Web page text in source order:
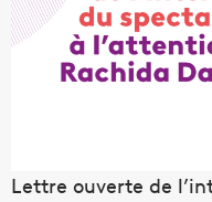
Lettre ouverte de